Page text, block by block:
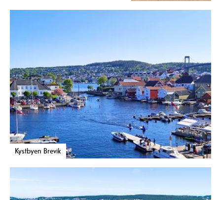
Kystbyen Brevik